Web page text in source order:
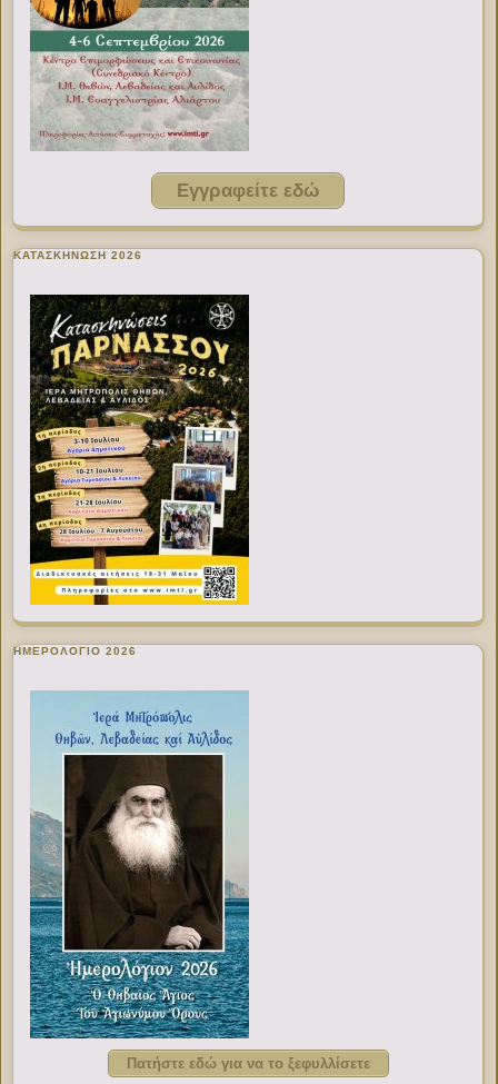
Εγγραφείτε εδώ
ΚΑΤΑΣΚΗΝΩΣΗ 2026
ΗΜΕΡΟΛΟΓΙΟ 2026
Πατήστε εδώ για να το ξεφυλλίσετε